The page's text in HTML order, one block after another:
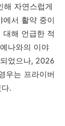
해 자연스럽게
에서 활약 중이
대해 언급한 적
나와의 이야
었으나, 2026
우는 프라이버
.